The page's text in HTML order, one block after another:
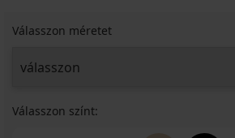
Válasszon méretet
Válasszon színt: